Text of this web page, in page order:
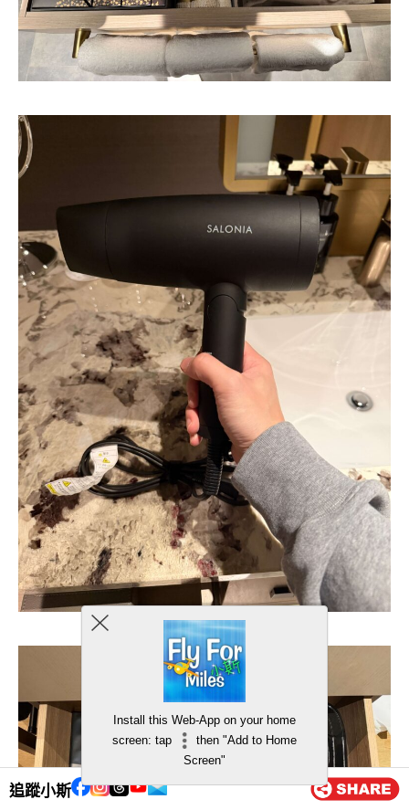
追蹤小斯
Install this Web-App on your home
screen: tap
then "Add to Home
Screen"